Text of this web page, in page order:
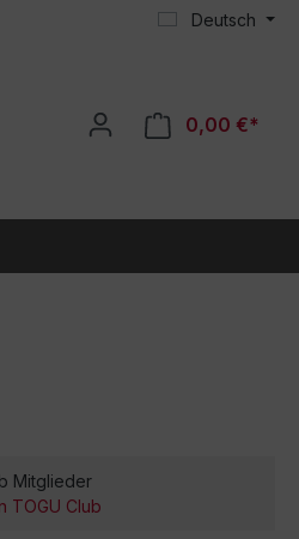
Deutsch
0,00 €*
Mitglieder
TOGU Club